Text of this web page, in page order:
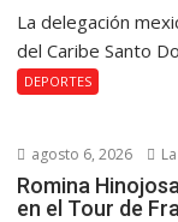
La delegación
del Caribe Santo
DEPORTES
agosto 6, 2026
Romina
en el Tour de